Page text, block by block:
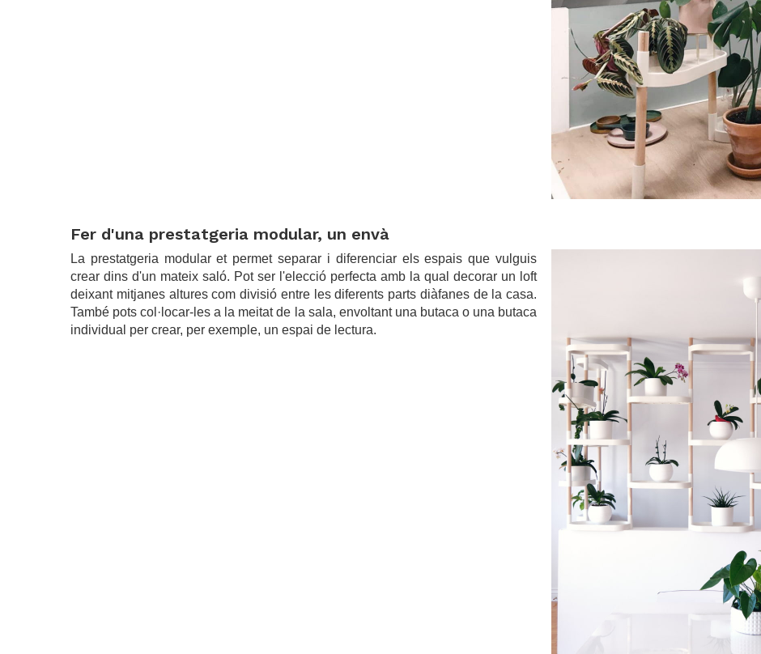
Fer d'una prestatgeria modular, un envà
La prestatgeria modular et permet separar i diferenciar els espais que vulguis
crear dins d'un mateix saló. Pot ser l'elecció perfecta amb la qual decorar un loft
deixant mitjanes altures com divisió entre les diferents parts diàfanes de la casa.
També pots col·locar-les a la meitat de la sala, envoltant una butaca o una butaca
individual per crear, per exemple, un espai de lectura.